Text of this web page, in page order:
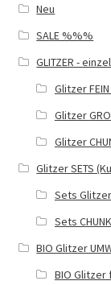
Neu
SALE %%%
GLITZER -
Glitzer
Glitzer
Glitzer
Glitzer SETS
Sets Glitzer
Sets
BIO Glitzer
BIO Glitzer